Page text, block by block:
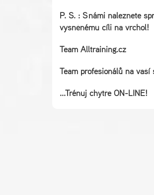
P. S. : S námi naleznete
vysněnému cíli na vrchol!
Team Alltraining.cz
Team profesionálů na vaší
...Trénuj chytře ON-LINE!